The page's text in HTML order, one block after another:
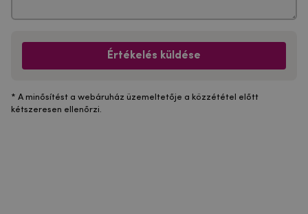
Értékelés küldése
* A minősítést a webáruház üzemeltetője a közzététel előtt
kétszeresen ellenőrzi.